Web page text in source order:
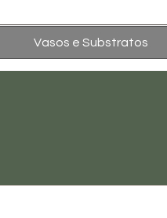
Vasos e Substratos